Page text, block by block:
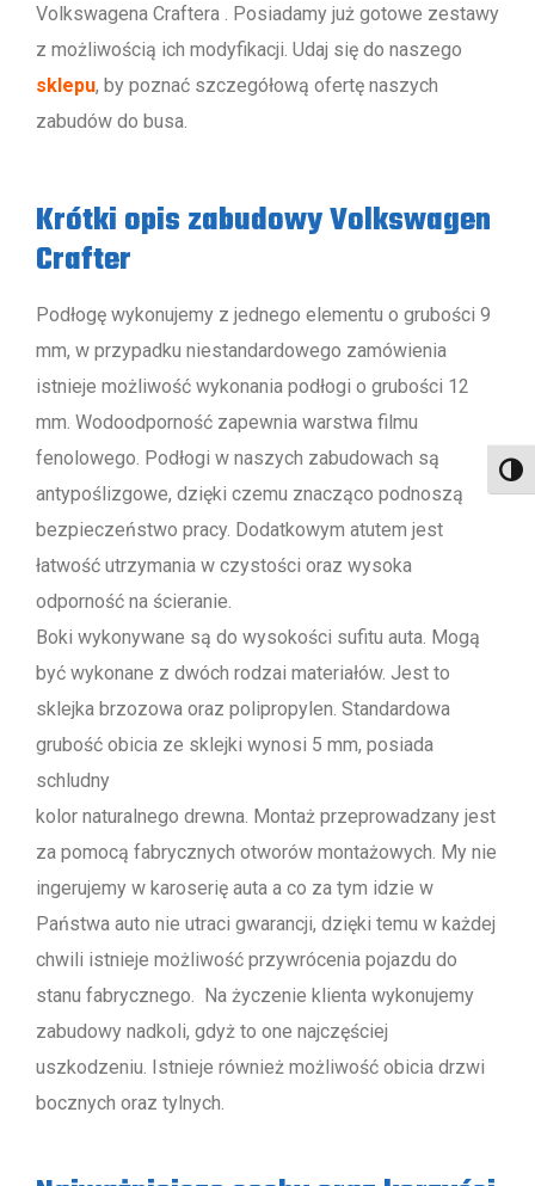
Volkswagena Craftera . Posiadamy już gotowe zestawy
z możliwością ich modyfikacji. Udaj się do naszego
sklepu, by poznać szczegółową ofertę naszych
zabudów do busa.
Krótki opis zabudowy Volkswagen
Crafter
Podłogę wykonujemy z jednego elementu o grubości 9
mm, w przypadku niestandardowego zamówienia
istnieje możliwość wykonania podłogi o grubości 12
mm. Wodoodporność zapewnia warstwa filmu
fenolowego. Podłogi w naszych zabudowach są
antypoślizgowe, dzięki czemu znacząco podnoszą
bezpieczeństwo pracy. Dodatkowym atutem jest
łatwość utrzymania w czystości oraz wysoka
odporność na ścieranie.
Boki wykonywane są do wysokości sufitu auta. Mogą
być wykonane z dwóch rodzai materiałów. Jest to
sklejka brzozowa oraz polipropylen. Standardowa
grubość obicia ze sklejki wynosi 5 mm, posiada
schludny
kolor naturalnego drewna. Montaż przeprowadzany jest
za pomocą fabrycznych otworów montażowych. My nie
ingerujemy w karoserię auta a co za tym idzie w
Państwa auto nie utraci gwarancji, dzięki temu w każdej
chwili istnieje możliwość przywrócenia pojazdu do
stanu fabrycznego. Na życzenie klienta wykonujemy
zabudowy nadkoli, gdyż to one najczęściej
uszkodzeniu. Istnieje również możliwość obicia drzwi
bocznych oraz tylnych.